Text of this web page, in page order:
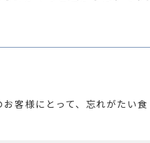
客様にとって、忘れがたい食